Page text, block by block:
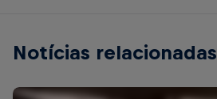
Notícias relacionadas